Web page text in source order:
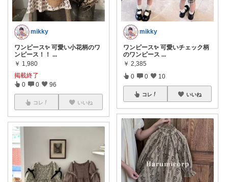
mikky
ワンピース✨ 可愛い小花柄のワ
ンピース！！ ...
￥ 1,980
掲載終了
0 0 96
コレ いいね
mikky
ワンピース✨ 可愛いチェック柄
のワンピース ...
￥ 2,385
0 0 10
コレ いいね